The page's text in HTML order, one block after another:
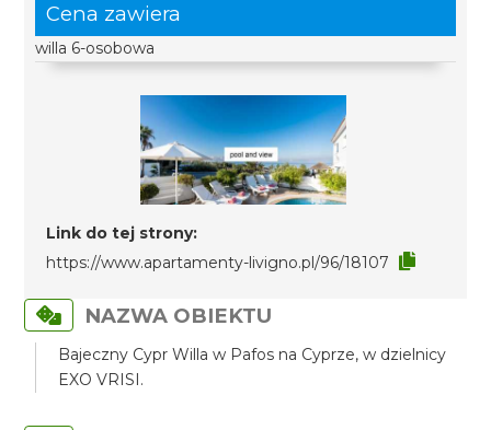
Cena zawiera
willa 6-osobowa
Link do tej strony:
https://www.apartamenty-livigno.pl/96/18107
NAZWA OBIEKTU
Bajeczny Cypr Willa w Pafos na Cyprze, w dzielnicy
EXO VRISI.